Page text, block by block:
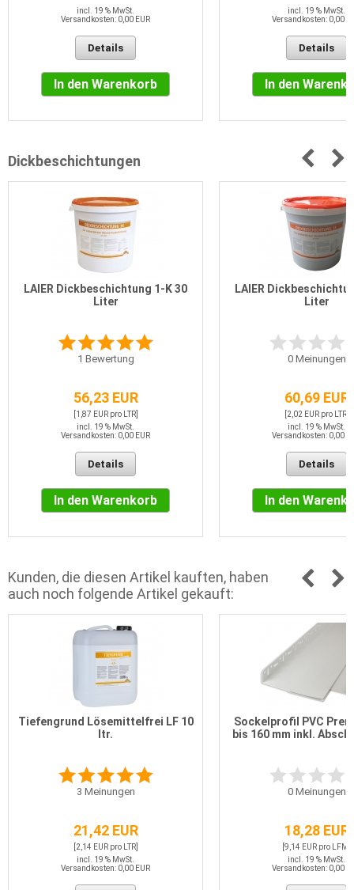
incl. 19 % MwSt.
Versandkosten: 0,00 EUR
Details
In den Warenkorb
incl. 19 % MwSt.
Versandkosten: 0,00
Details
In den
Dickbeschichtungen
LAIER Dickbeschichtung 1-K 30
Liter
1 Bewertung
56,23 EUR
[1,87 EUR pro LTR]
incl. 19 % MwSt.
Versandkosten: 0,00 EUR
Details
In den Warenkorb
LAIER
Liter
0Meinungen
60,69 EUR
[2,02 EUR pro LTR]
incl. 19 % MwSt.
Versandkosten: 0,00
Details
In den
Kunden, die diesen Artikel kauften, haben
auch noch folgende Artikel gekauft:
Tiefengrund Lösemittelfrei LF 10
ltr.
3 Meinungen
21,42 EUR
[2,14 EUR pro LTR]
incl. 19 % MwSt.
Versandkosten: 0,00 EUR
Sockelprofil PVC
bis 160 mm inkl.
0Meinungen
18,28 EUR
[9,14 EUR pro LFM]
incl. 19 % MwSt.
Versandkosten: 0,00